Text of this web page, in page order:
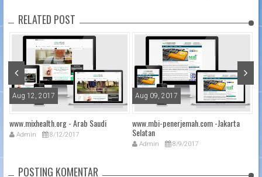
RELATED POST
Aug 12, 2017
www.mixhealth.org - Arab Saudi
Admin 8/12/2017
Aug 09, 2017
www.mbi-penerjemah.com -Jakarta
Selatan
Admin 8/9/2017
POSTING KOMENTAR